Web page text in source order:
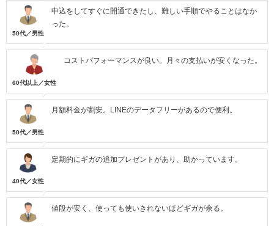
50代／男性
申込をしてすぐに開通できたし、難しい手順でやることはなか
った。
60代以上／女性
コストパフォーマンスが良い。月々の支払いが安くなった。
50代／男性
月額料金が割安。LINEのデータフリーがあるので便利。
40代／女性
定期的にギガの追加プレゼントがあり、助かっています。
値段が安く、使っても使いきれないほどギガが余る。